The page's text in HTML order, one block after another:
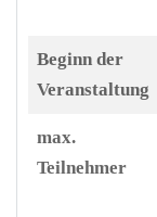
Beginn der
Veranstaltung
max.
Teilnehmer